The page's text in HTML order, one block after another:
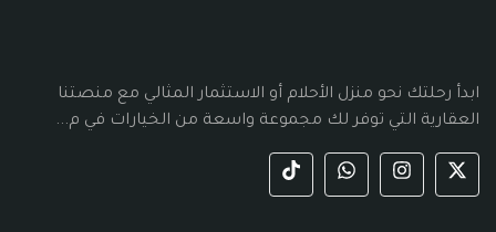
ابدأ رحلتك نحو منزل الأحلام أو الاستثمار المثالي مع منصتنا
العقارية التي توفر لك مجموعة واسعة من الخيارات في م...